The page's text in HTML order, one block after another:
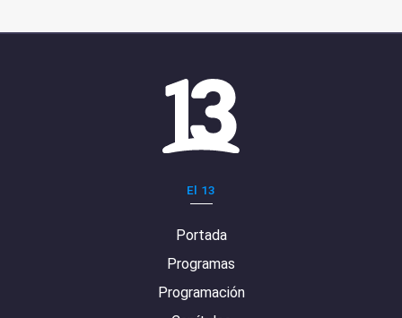
El 13
Portada
Programas
Programación